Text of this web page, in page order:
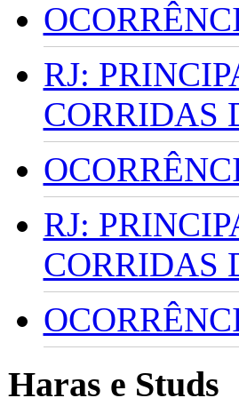
RJ:
CORRIDAS
RJ:
CORRIDAS
Haras e Studs